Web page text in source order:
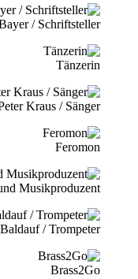
/ Schriftsteller
Tänzerin
Kraus / Sänger
Feromon
Musikproduzent
/ Trompeter
Brass2Go